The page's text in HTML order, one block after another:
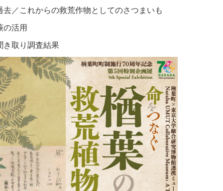
／これからの救荒作物としてのさつまいも
活用
取り調査結果